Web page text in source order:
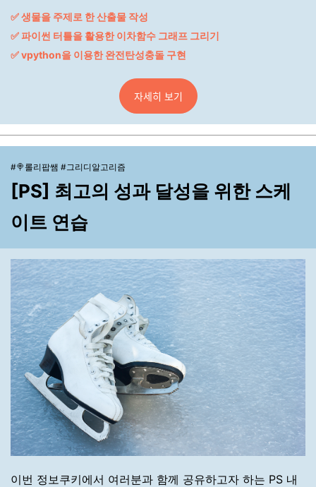
✅ 생물을 주제로 한 산출물 작성
✅ 파이썬 터틀을 활용한 이차함수 그래프 그리기
✅ vpython을 이용한 완전탄성충돌 구현
자세히 보기
#🍭롤리팝쌤 #그리디알고리즘
[PS] 최고의 성과 달성을 위한 스케
이트 연습
이번 정보쿠키에서 여러분과 함께 공유하고자 하는 PS 내